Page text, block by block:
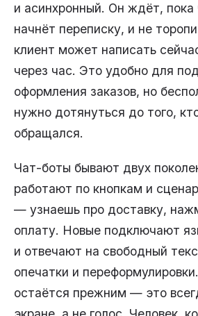
и асинхронный. Он ждёт, пока
начнёт переписку, и не
клиент может написать
через час. Это удобно для
оформления заказов, но
нужно дотянуться до того,
обращался.
Чат-боты бывают двух
работают по кнопкам и
— узнаешь про доставку,
оплату. Новые подключают
и отвечают на свободный
опечатки и
остаётся прежним — это